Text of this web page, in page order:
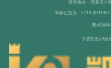
通讯地址：湖北省十
本科生招办：0719-
邮政编码
下载凯发k8娱